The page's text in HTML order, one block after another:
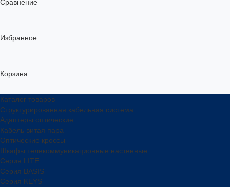
Сравнение
Избранное
Корзина
Каталог товаров
Структурированная кабельная система
Адаптеры оптические
Кабель витая пара
Оптические кроссы
Шкафы телекоммуникационные настенные
Cерия LITE
Cерия BASIS
Cерия KEYS